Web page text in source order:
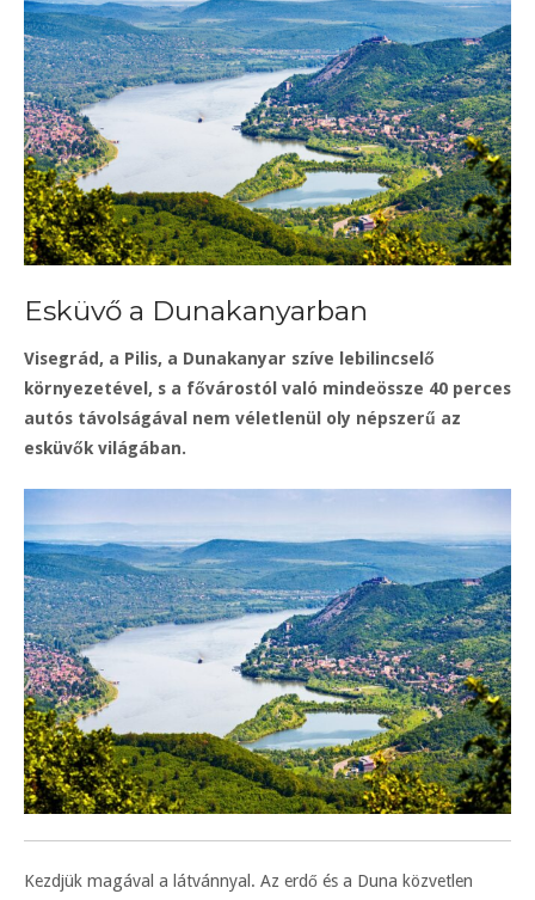
Esküvő a Dunakanyarban
Visegrád, a Pilis, a Dunakanyar szíve lebilincselő
környezetével, s a fővárostól való mindeössze 40 perces
autós távolságával nem véletlenül oly népszerű az
esküvők világában.
Kezdjük magával a látvánnyal. Az erdő és a Duna közvetlen